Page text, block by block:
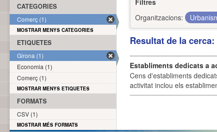
Filtres
Organitzacions:
Resultat de la
Establiments dedicats a
Cens d'establiments
activitat inclou els
CATEGORIES
Comerç (1)
MOSTRAR MENYS CATEGORIES
ETIQUETES
Girona (1)
Economia (1)
Comerç (1)
MOSTRAR MENYS ETIQUETES
FORMATS
CSV (1)
MOSTRAR MÉS FORMATS